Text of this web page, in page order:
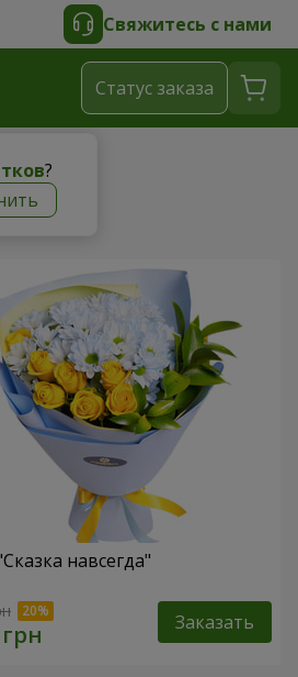
Свяжитесь с нами
?
Cтатус заказа
навсегда"
Заказать